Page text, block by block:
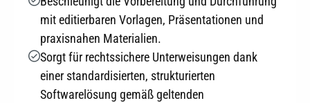
mit editierbaren Vorlagen, Präsentationen und
praxisnahen Materialien.
Sorgt für rechtssichere Unterweisungen dank
einer standardisierten, strukturierten
Softwarelösung gemäß geltenden